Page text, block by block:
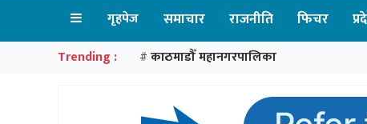
गृहपेज समाचार राजनीति फिचर
Trending : # काठमाडौँ महानगरपालिका